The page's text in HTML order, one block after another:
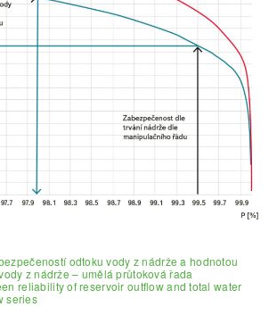
odtoku vody z nádrže a hodnotou
z nádrže – umělá průtoková řada
reliability of reservoir outflow and total water
series